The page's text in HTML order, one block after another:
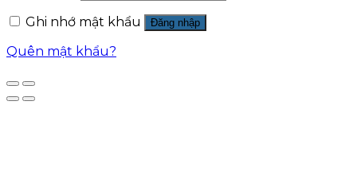
Ghi nhớ mật khẩu
Đăng nhập
Quên mật khẩu?